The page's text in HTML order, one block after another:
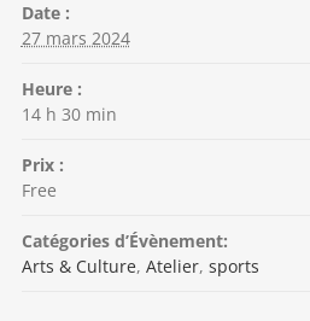
Date :
27 mars 2024
Heure :
14 h 30 min
Prix :
Free
Catégories d’Évènement:
Arts & Culture, Atelier, sports